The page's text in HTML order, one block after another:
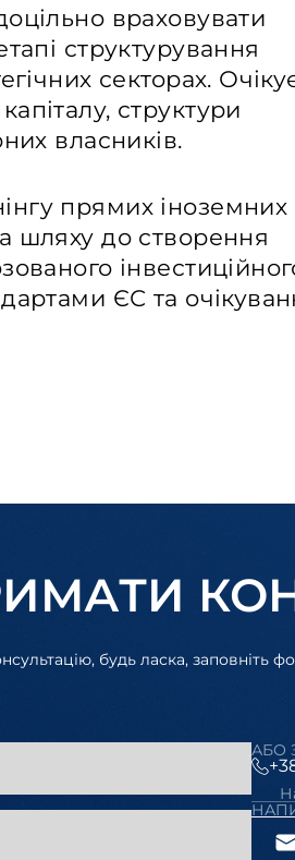
враховувати
структурування
секторах.
структури
власників.
прямих іноземних
шляху до створення
ЄС та
будь ласка, заповніть
АБО